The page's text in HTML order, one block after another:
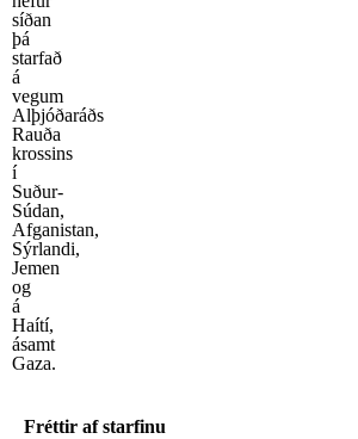
síðan
þá
starfað
á
vegum
Alþjóðaráðs
Rauða
krossins
í
Suður-
Súdan,
Afganistan,
Sýrlandi,
Jemen
og
á
Haítí,
ásamt
Gaza.
Fréttir af starfinu